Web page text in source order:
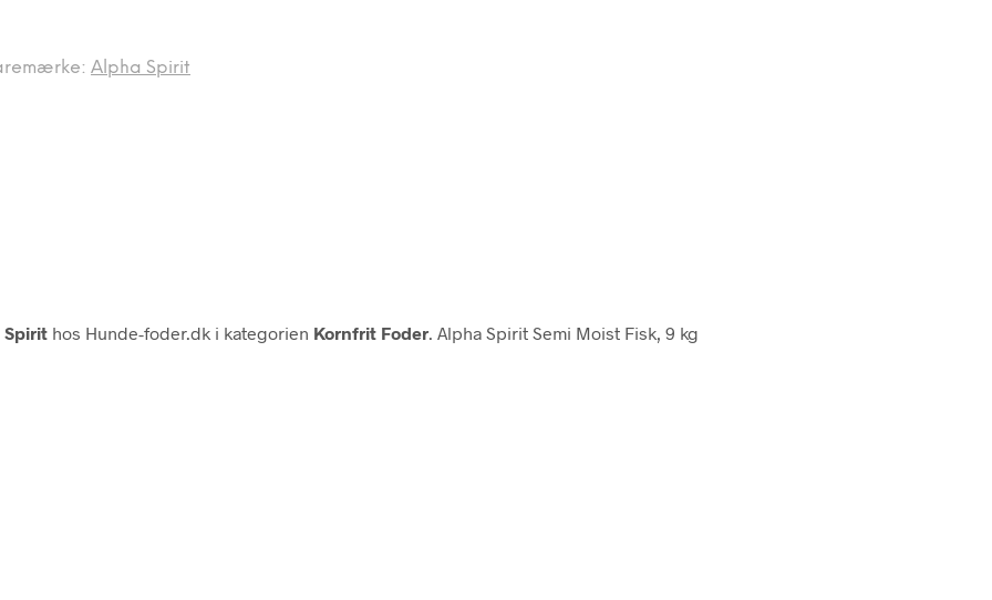
Alpha Spirit
Spirit hos Hunde-foder.dk i kategorien Kornfrit Foder . Alpha Spirit Semi Moist Fisk, 9 kg